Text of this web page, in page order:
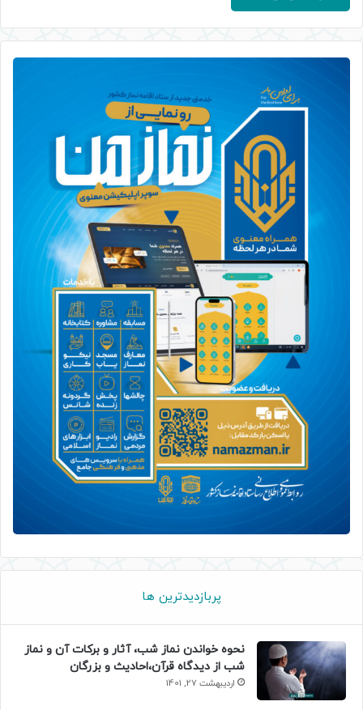
پربازدیدترین ها
نحوه خواندن نماز شب، آثار و برکات آن و نماز
شب از دیدگاه قرآن،احادیث و بزرگان
اردیبهشت 27, 1401